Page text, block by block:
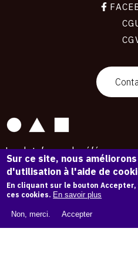
La plateforme de référence
conserver et promouvoir
Des catalogues raisonnés aux
d'expositions.
43 279 œuvres d'art — 7 588
Copyright © OAM 2026. Tous droits
Sur ce site, nous
d'utilisation à l'aide de
En cliquant sur le bouton
ces cookies. En savoir plus
Non, merci. Accepter